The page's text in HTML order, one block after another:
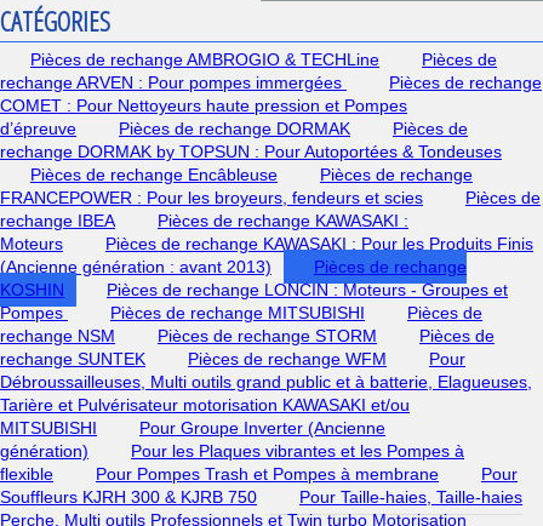
CATÉGORIES
Pièces de rechange AMBROGIO & TECHLine
Pièces de
rechange ARVEN : Pour pompes immergées
Pièces de rechange
COMET : Pour Nettoyeurs haute pression et Pompes
d’épreuve
Pièces de rechange DORMAK
Pièces de
rechange DORMAK by TOPSUN : Pour Autoportées & Tondeuses
Pièces de rechange Encâbleuse
Pièces de rechange
FRANCEPOWER : Pour les broyeurs, fendeurs et scies
Pièces de
rechange IBEA
Pièces de rechange KAWASAKI :
Moteurs
Pièces de rechange KAWASAKI : Pour les Produits Finis
(Ancienne génération : avant 2013)
Pièces de rechange
KOSHIN
Pièces de rechange LONCIN : Moteurs - Groupes et
Pompes
Pièces de rechange MITSUBISHI
Pièces de
rechange NSM
Pièces de rechange STORM
Pièces de
rechange SUNTEK
Pièces de rechange WFM
Pour
Débroussailleuses, Multi outils grand public et à batterie, Elagueuses,
Tarière et Pulvérisateur motorisation KAWASAKI et/ou
MITSUBISHI
Pour Groupe Inverter (Ancienne
génération)
Pour les Plaques vibrantes et les Pompes à
flexible
Pour Pompes Trash et Pompes à membrane
Pour
Souffleurs KJRH 300 & KJRB 750
Pour Taille-haies, Taille-haies
Perche, Multi outils Professionnels et Twin turbo Motorisation